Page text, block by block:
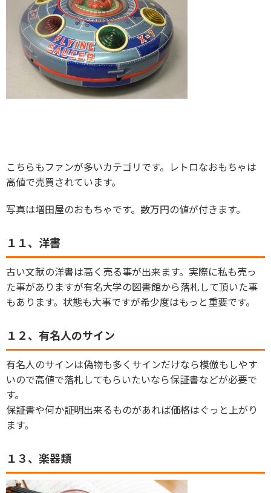
こちらもファンが多いカテゴリです。レトロなおもちゃは
高値で売買されています。
写真は増田屋のおもちゃです。数万円の値が付きます。
１１、洋書
古い文献の洋書は高く売る事が出来ます。実際に私も売っ
た事がありますが有名大学の図書館から落札して頂いた事
もあります。状態も大事ですが希少度はもっと重要です。
１２、有名人のサイン
有名人のサインは偽物も多くサインだけなら模倣もしやす
いので高値で落札してもらいたいなら保証書などが必要で
す。
保証書や何か証明出来るものがあれば価格はぐっと上がり
ます。
１３、楽器類